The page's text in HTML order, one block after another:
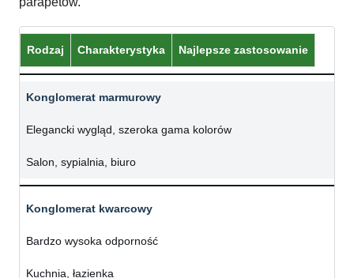
Rodzaj Charakterystyka Najlepsze zastosowanie
Konglomerat marmurowy
Elegancki wygląd, szeroka gama kolorów
Salon, sypialnia, biuro
Konglomerat kwarcowy
Bardzo wysoka odporność
Kuchnia, łazienka